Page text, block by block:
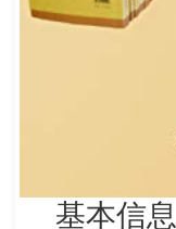
基本信息